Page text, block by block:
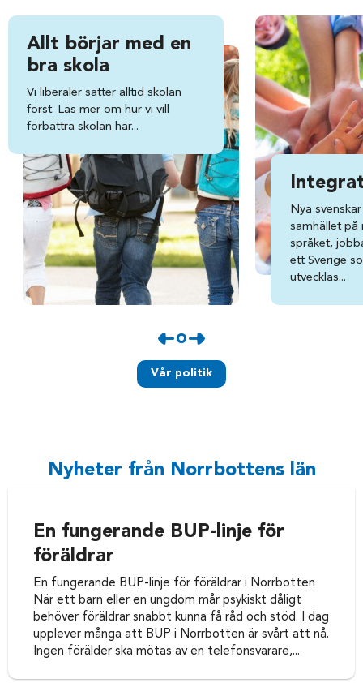
Allt börjar med en
bra skola
Vi liberaler sätter alltid skolan
först. Läs mer om hur vi vill
förbättra skolan här...
Nya
samhället på
språket,
ett Sverige
utvecklas...
Vår politik
Nyheter från Norrbottens län
En fungerande BUP-linje för
föräldrar
En fungerande BUP-linje för föräldrar i Norrbotten
När ett barn eller en ungdom mår psykiskt dåligt
behöver föräldrar snabbt kunna få råd och stöd. I dag
upplever många att BUP i Norrbotten är svårt att nå.
Ingen förälder ska mötas av en telefonsvarare,...